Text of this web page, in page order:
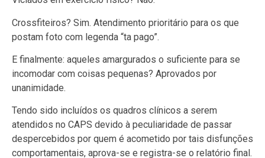
Crossfiteiros? Sim. Atendimento prioritário para os que
postam foto com legenda “ta pago”.
E finalmente: aqueles amargurados o suficiente para se
incomodar com coisas pequenas? Aprovados por
unanimidade.
Tendo sido incluídos os quadros clínicos a serem
atendidos no CAPS devido à peculiaridade de passar
despercebidos por quem é acometido por tais disfunções
comportamentais, aprova-se e registra-se o relatório final.